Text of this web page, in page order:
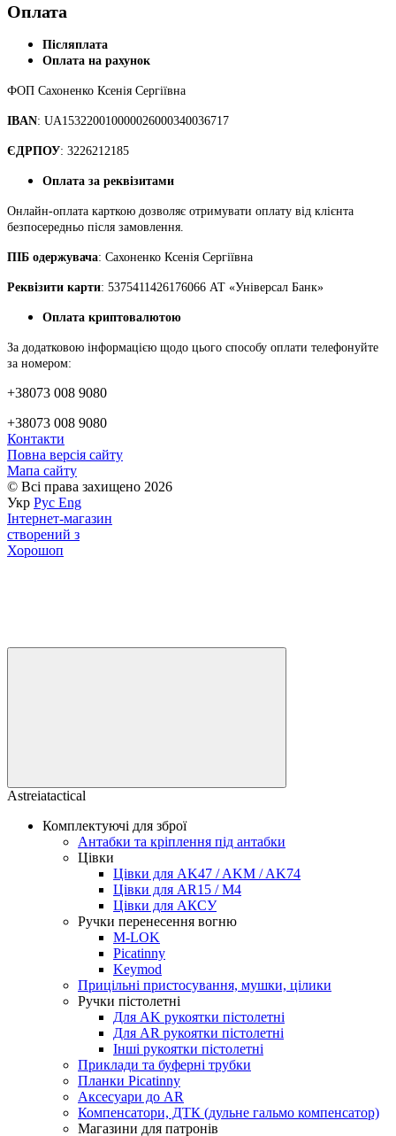
Оплата
Післяплата
Оплата на рахунок
ФОП Сахоненко Ксенія Сергіївна
IBAN: UA153220010000026000340036717
ЄДРПОУ: 3226212185
Оплата за реквізитами
Онлайн-оплата карткою дозволяє отримувати оплату від клієнта
безпосередньо після замовлення.
ПІБ одержувача: Сахоненко Ксенія Сергіївна
Реквізити карти: 5375411426176066 АТ «Універсал Банк»
Оплата криптовалютою
За додатковою інформацією щодо цього способу оплати телефонуйте
за номером:
+38073 008 9080
+38073 008 9080
Контакти
Повна версія сайту
Мапа сайту
© Всі права захищено 2026
Укр Рус Eng
Інтернет-магазин
створений з
Хорошоп
Astreiatactical
Комплектуючі для зброї
Антабки та кріплення під антабки
Цівки
Цівки для AK47 / AKM / AK74
Цівки для AR15 / M4
Цівки для АКСУ
Ручки перенесення вогню
M-LOK
Picatinny
Keymod
Прицільні пристосування, мушки, цілики
Ручки пістолетні
Для AK рукоятки пістолетні
Для AR рукоятки пістолетні
Інші рукоятки пістолетні
Приклади та буферні трубки
Планки Picatinny
Аксесуари до AR
Компенсатори, ДТК (дульне гальмо компенсатор)
Магазини для патронів